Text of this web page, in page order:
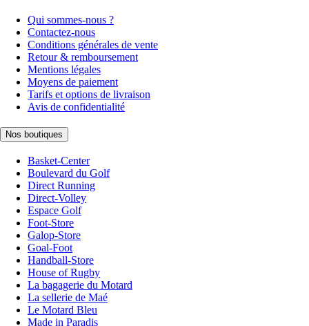
Qui sommes-nous ?
Contactez-nous
Conditions générales de vente
Retour & remboursement
Mentions légales
Moyens de paiement
Tarifs et options de livraison
Avis de confidentialité
Nos boutiques
Basket-Center
Boulevard du Golf
Direct Running
Direct-Volley
Espace Golf
Foot-Store
Galop-Store
Goal-Foot
Handball-Store
House of Rugby
La bagagerie du Motard
La sellerie de Maé
Le Motard Bleu
Made in Paradis